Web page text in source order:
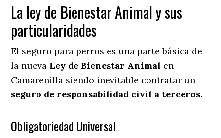
La ley de Bienestar Animal y sus
particularidades
El seguro para perros es una parte básica de
la nueva Ley de Bienestar Animal en
Camarenilla siendo inevitable contratar un
seguro de responsabilidad civil a terceros.
Obligatoriedad Universal